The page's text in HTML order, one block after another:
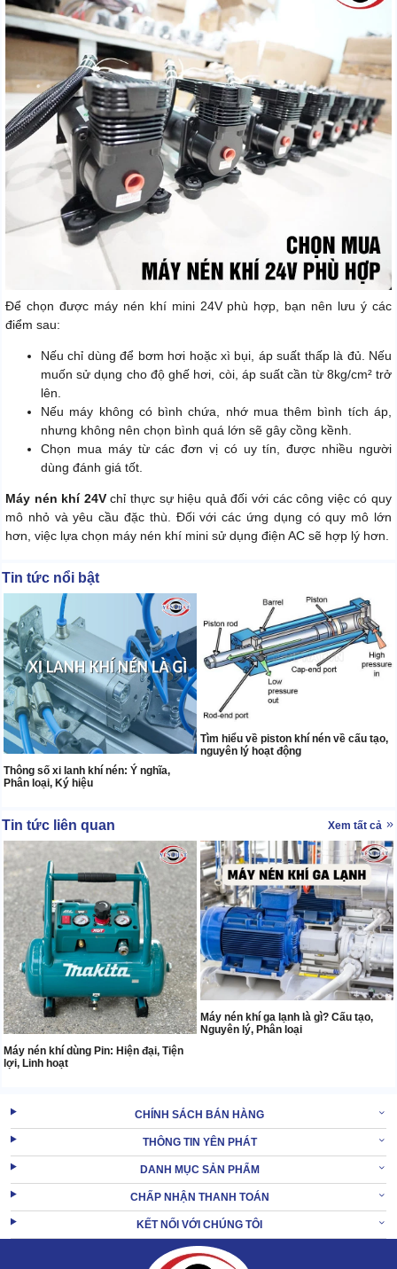
Để chọn được máy nén khí mini 24V phù hợp, bạn nên lưu ý các
điểm sau:
Nếu chỉ dùng để bơm hơi hoặc xì bụi, áp suất thấp là đủ. Nếu
muốn sử dụng cho độ ghế hơi, còi, áp suất cần từ 8kg/cm² trở
lên.
Nếu máy không có bình chứa, nhớ mua thêm bình tích áp,
nhưng không nên chọn bình quá lớn sẽ gây cồng kềnh.
Chọn mua máy từ các đơn vị có uy tín, được nhiều người
dùng đánh giá tốt.
Máy nén khí 24Vchỉ thực sự hiệu quả đối với các công việc có quy
mô nhỏ và yêu cầu đặc thù. Đối với các ứng dụng có quy mô lớn
hơn, việc lựa chọn máy nén khí mini sử dụng điện AC sẽ hợp lý hơn.
Tin tức nổi bật
Thông số xi lanh khí nén: Ý nghĩa,
Phân loại, Ký hiệu
Tìm hiểu về piston khí nén về cấu tạo,
nguyên lý hoạt động
Tin tức liên quan Xem tất cả
Máy nén khí dùng Pin: Hiện đại, Tiện
lợi, Linh hoạt
Máy nén khí ga lạnh là gì? Cấu tạo,
Nguyên lý, Phân loại
CHÍNH SÁCH BÁN HÀNG
THÔNG TIN YÊN PHÁT
DANH MỤC SẢN PHẨM
CHẤP NHẬN THANH TOÁN
KẾT NỐI VỚI CHÚNG TÔI